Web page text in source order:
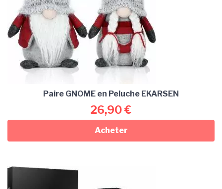
Paire GNOME en Peluche EKARSEN
26,90€
Acheter